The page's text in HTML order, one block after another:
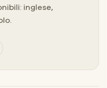
inglese,